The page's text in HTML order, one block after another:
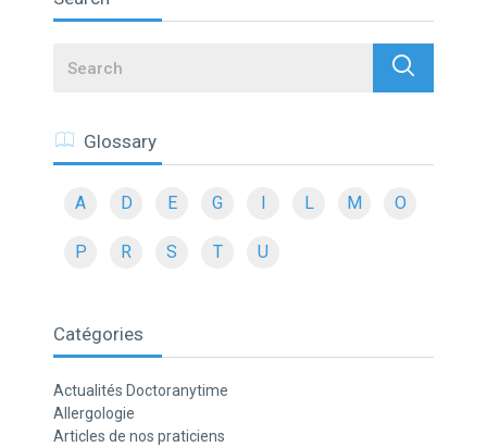
Search
Glossary
A D E G L M O
P R S T U
Catégories
Actualités Doctoranytime
Allergologie
Articles de nos praticiens